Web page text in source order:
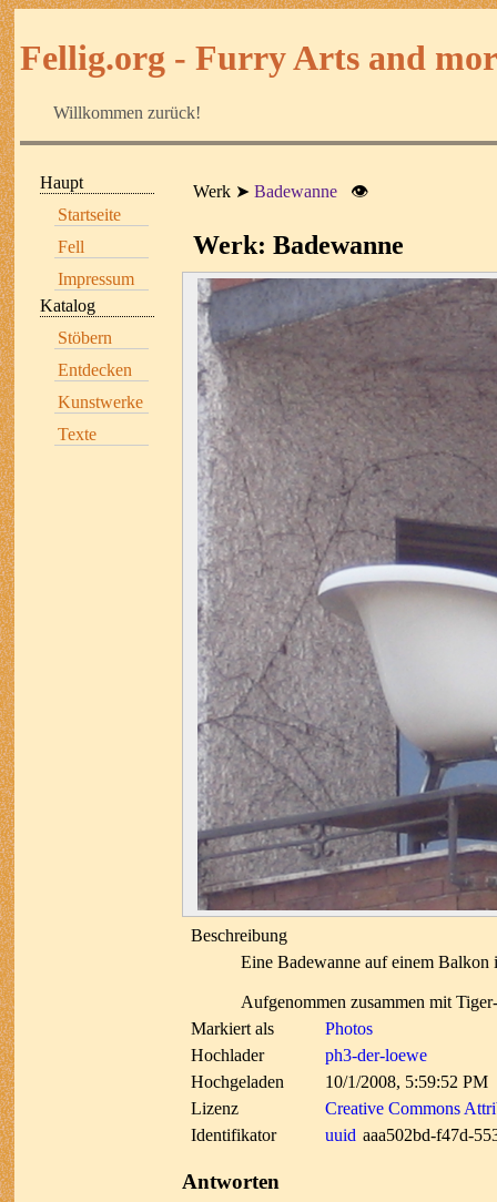
Fellig.org - Furry Arts and
Willkommen zurück!
Haupt
Startseite
Fell
Impressum
Katalog
Stöbern
Entdecken
Kunstwerke
Texte
Werk Badewanne 👁
Werk: Badewanne
Beschreibung
Eine Badewanne auf einem
Aufgenommen zusammen mit
Markiert als
Photos
Hochlader
ph3-der-loewe
Hochgeladen
10/1/2008, 5:59:52 PM
Lizenz
Creative Commons
Identifikator
uuid aaa502bd-f47d-
Antworten